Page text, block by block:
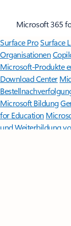
Microsoft 365
Surface ProSurface
Organisationen
Microsoft-Produkte
Download Center
Microsoft Bildung
for Education
und Weiterbildung